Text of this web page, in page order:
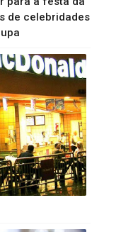
de celebridades